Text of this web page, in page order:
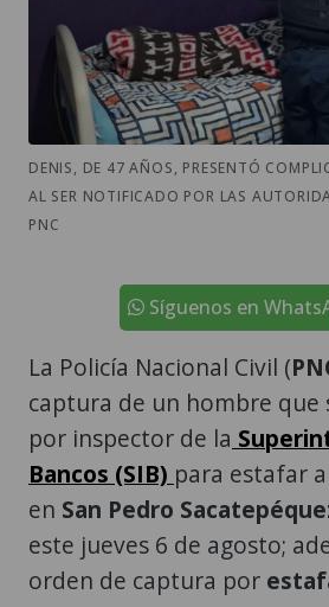
DENIS, DE 47 AÑOS, PRESENTÓ
AL SER NOTIFICADO POR LAS
PNC
Síguenos en
La Policía Nacional Civil (
captura de un hombre que
por inspector de la
Bancos (SIB) para estafar
en San Pedro
este jueves 6 de agosto;
orden de captura por